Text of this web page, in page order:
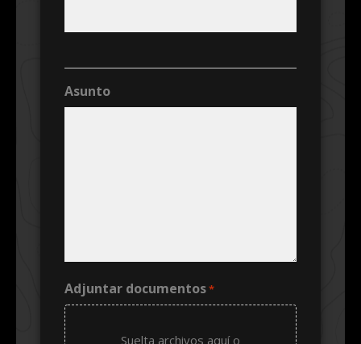
Asunto
Adjuntar documentos*
Suelta archivos aquí o